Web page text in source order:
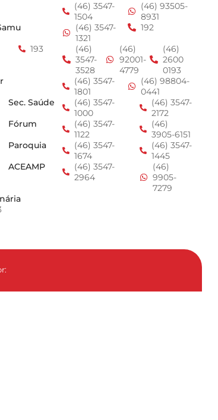
(46) 3547-
1504
(46) 93505-
8931
(46) 3547-
1321
192
193
(46)
3547-
3528
(46)
92001-
4779
(46)
2600
0193
(46) 3547-
1801
(46) 98804-
0441
Sec. Saúde
(46) 3547-
1000
(46) 3547-
2172
Fórum
(46) 3547-
1122
(46)
3905-6151
Paroquia
(46) 3547-
1674
(46) 3547-
1445
ACEAMP
(46) 3547-
2964
(46)
9905-
7279